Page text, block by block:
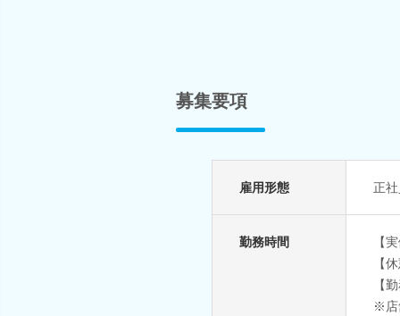
募集要項
雇用形態 正
勤務時間
【
【
【
※店